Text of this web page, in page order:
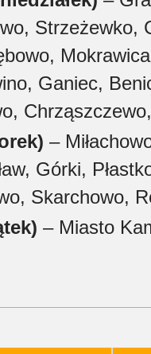
Strzeżewko,
Ganiec,
–
Górki,
Skarchowo,
– Miasto